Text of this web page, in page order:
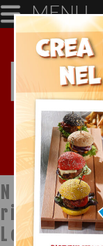
MENU
Notizie